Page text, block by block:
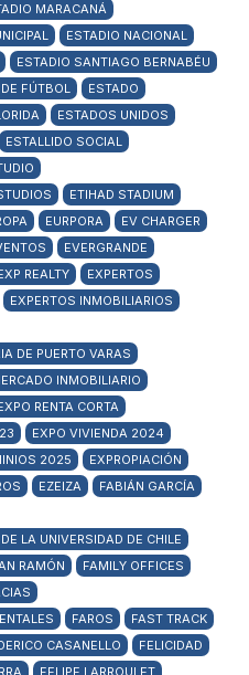
MARACANÁ
ESTADIO NACIONAL
ESTADIO SANTIAGO BERNABÉU
FÚTBOL
ESTADO
ESTADOS UNIDOS
ESTALLIDO SOCIAL
ETIHAD STADIUM
EURPORA
EV CHARGER
EVERGRANDE
REALTY
EXPERTOS
EXPERTOS INMOBILIARIOS
DE PUERTO VARAS
INMOBILIARIO
RENTA CORTA
EXPO VIVIENDA 2024
2025
EXPROPIACIÓN
EZEIZA
FABIÁN GARCÍA
LA UNIVERSIDAD DE CHILE
RAMÓN
FAMILY OFFICES
FAROS
FAST TRACK
CASANELLO
FELICIDAD